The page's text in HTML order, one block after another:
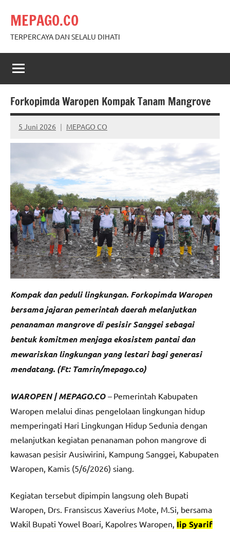
content
MEPAGO.CO
TERPERCAYA DAN SELALU DIHATI
Forkopimda Waropen Kompak Tanam Mangrove
5 Juni 2026 MEPAGO CO
No
comments
Kompak dan peduli lingkungan. Forkopimda Waropen
bersama jajaran pemerintah daerah melanjutkan
penanaman mangrove di pesisir Sanggei sebagai
bentuk komitmen menjaga ekosistem pantai dan
mewariskan lingkungan yang lestari bagi generasi
mendatang. (Ft: Tamrin/mepago.co)
WAROPEN | MEPAGO.CO–Pemerintah Kabupaten
Waropen melalui dinas pengelolaan lingkungan hidup
memperingati Hari Lingkungan Hidup Sedunia dengan
melanjutkan kegiatan penanaman pohon mangrove di
kawasan pesisir Ausiwirini, Kampung Sanggei, Kabupaten
Waropen, Kamis (5/6/2026) siang.
Kegiatan tersebut dipimpin langsung oleh Bupati
Waropen, Drs. Fransiscus Xaverius Mote, M.Si, bersama
Wakil Bupati Yowel Boari, Kapolres Waropen, Iip Syarif